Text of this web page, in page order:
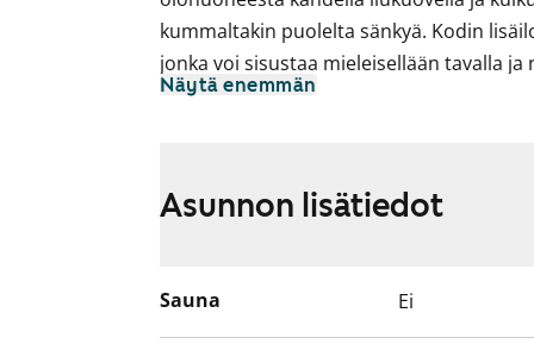
kummaltakin puolelta sänkyä. Kodin
jonka voi sisustaa mieleisellään tavalla
Asuintiloissa lattiat ovat valkaistua
väriltään betonin harmaa. Keittiössä on
Kylpyhuoneessa seinät ovat isoa,
Näytä enemmän
Asunnon lisätiedot
Sauna Ei